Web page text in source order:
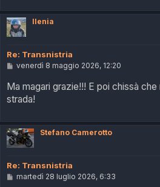
o
Ilenia
Re: Transnistria
M
s
s
a
i
o
venerdì 8 maggio 2026, 12:20
Ma magari grazie!!! E poi chissà
strada!
Stefano Camerotto
Re: Transnistria
M
martedì 28 luglio 2026, 6:33